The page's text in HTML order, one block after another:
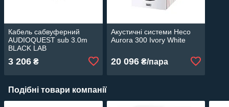
Кабель сабвуферний
AUDIOQUEST sub 3.0m
BLACK LAB
3 206 ₴
Акустичні системи Heco
Aurora 300 Ivory White
20 096₴/пара
Подібні товари компанії